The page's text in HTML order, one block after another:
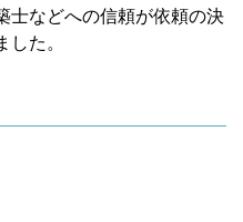
士などへの信頼が依頼の決
た。